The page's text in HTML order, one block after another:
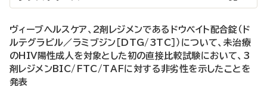
ヴィーブヘルスケア、2剤レジメンであるドウベイト配合錠（ド
ルテグラビル／ラミブジン［DTG/3TC］）について、未治療
のHIV陽性成人を対象とした初の直接比較試験において、3
剤レジメンBIC/FTC/TAFに対する非劣性を示したことを
発表